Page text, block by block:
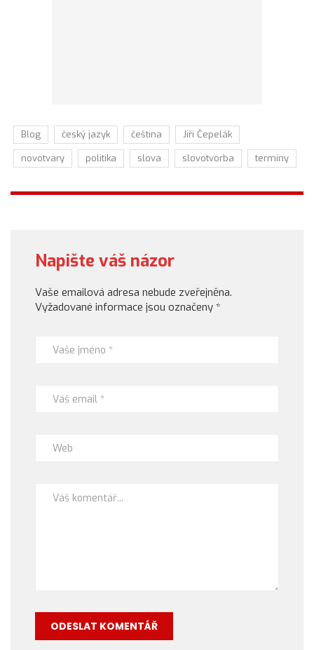
Blog český jazyk čeština
Jiří Čepelák
novotvary
politika slova slovotvorba termíny
Napište váš názor
Vaše emailová adresa nebude zveřejněna.
Vyžadované informace jsou označeny *